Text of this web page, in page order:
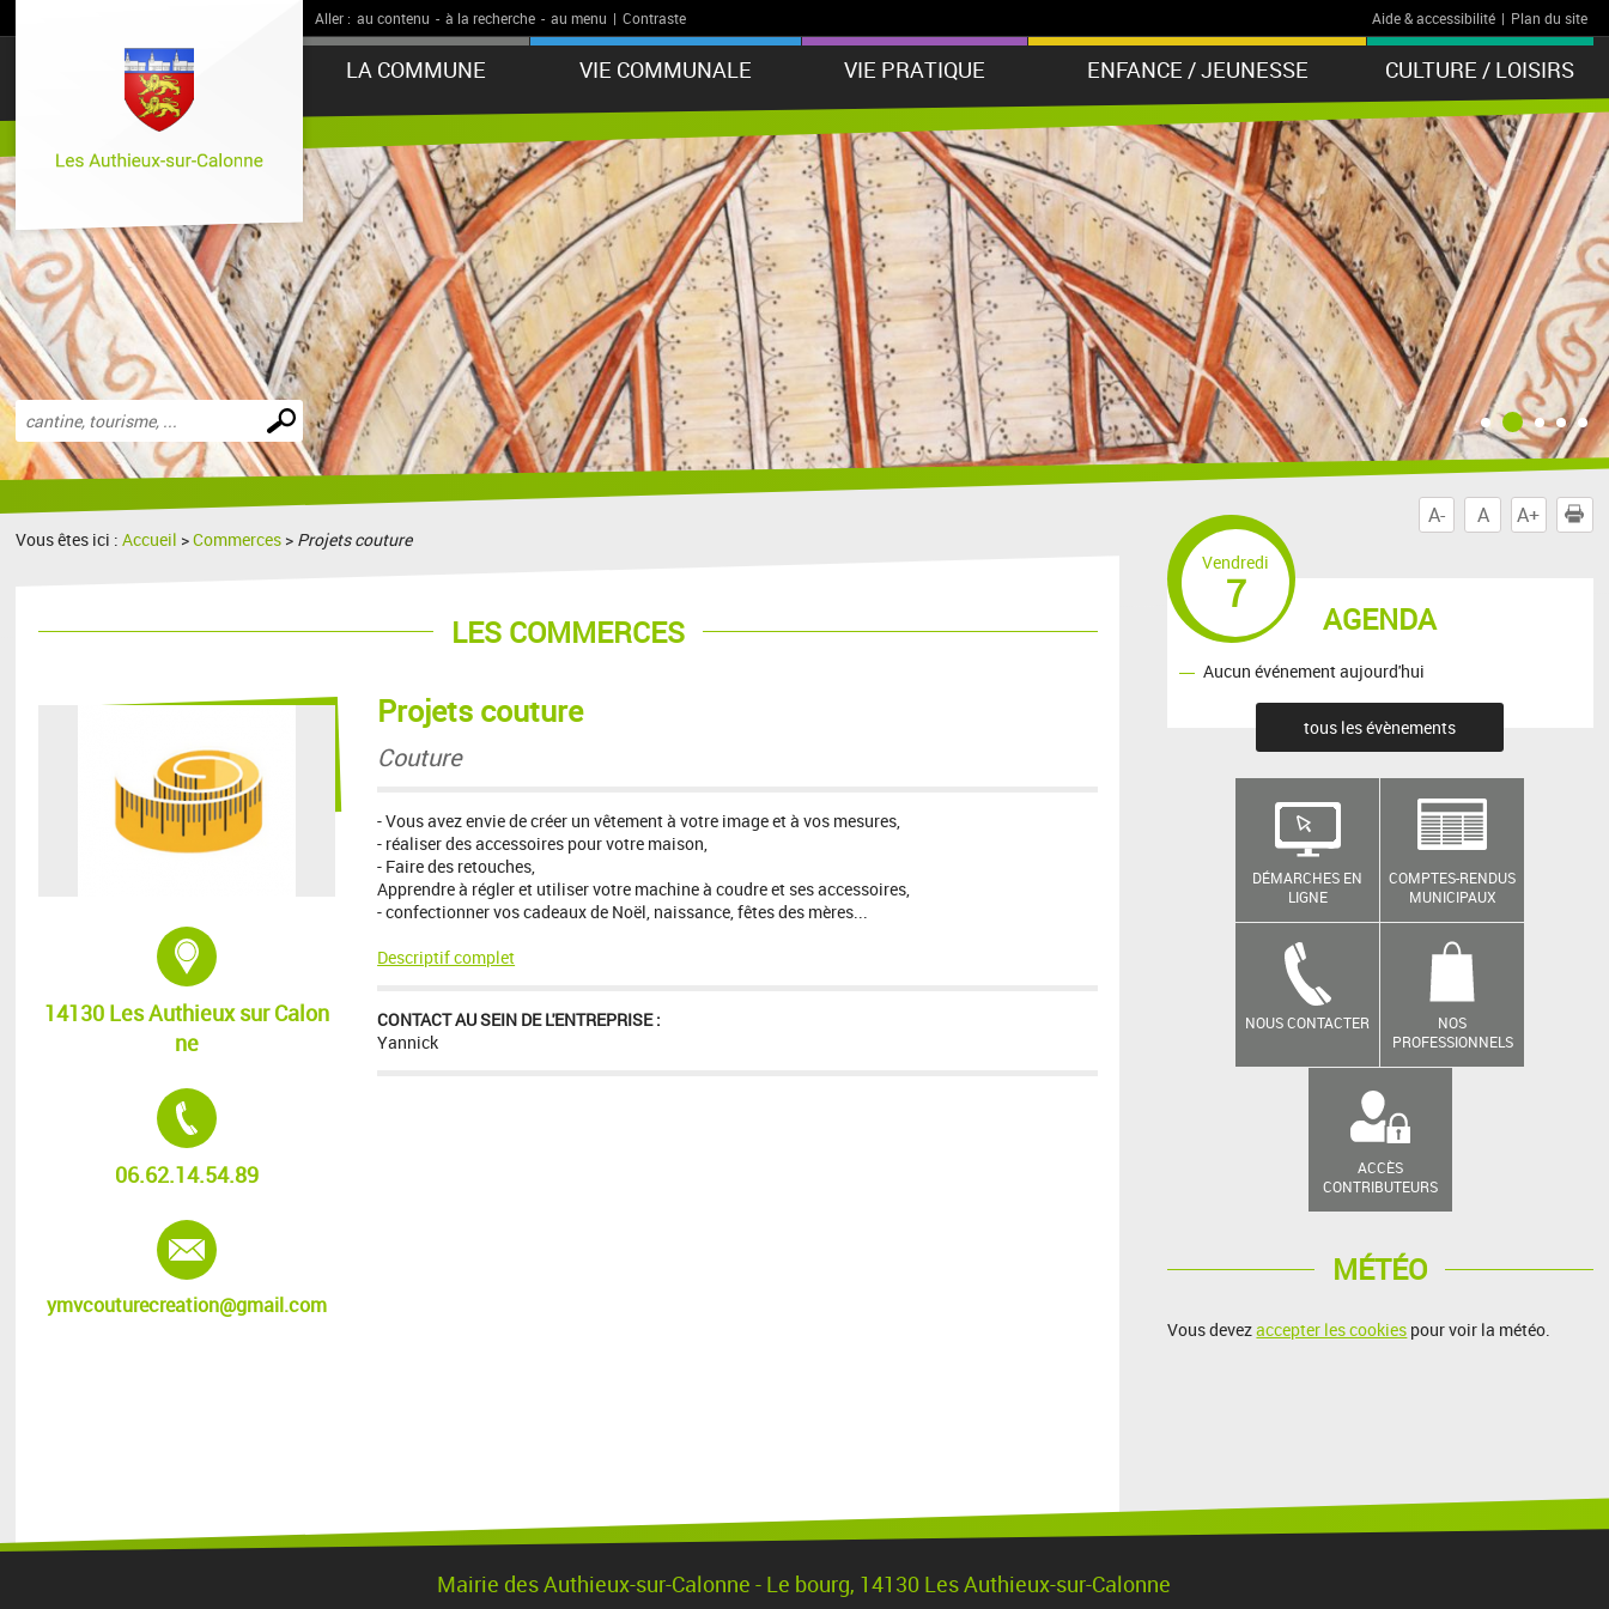
Aller : au contenu - à la recherche - au menu | Contraste Aide & accessibilité | Plan du site
LA COMMUNE VIE COMMUNALE VIE PRATIQUE ENFANCE / JEUNESSE CULTURE / LOISIRS
Effectuer
une
recherche
A- A A+
Vous êtes ici :Accueil >Commerces > Projets couture
LES COMMERCES
Projets couture
Couture
- Vous avez envie de créer un vêtement à votre image et à vos mesures,
- réaliser des accessoires pour votre maison,
- Faire des retouches,
Apprendre à régler et utiliser votre machine à coudre et ses accessoires,
- confectionner vos cadeaux de Noël, naissance, fêtes des mères...
Descriptif complet
CONTACT AU SEIN DE L'ENTREPRISE :
Yannick
14130 Les Authieux sur Calon
ne
06.62.14.54.89
ymvcouturecreation@gmail.com
AGENDA
Vendredi
7
Aucun événement aujourd'hui
tous les évènements
DÉMARCHES EN
LIGNE
COMPTES-RENDUS
MUNICIPAUX
NOUS CONTACTER
NOS
PROFESSIONNELS
ACCÈS
CONTRIBUTEURS
MÉTÉO
Vous devezaccepter les cookies pour voir la météo.
Mairie des Authieux-sur-Calonne - Le bourg, 14130 Les Authieux-sur-Calonne